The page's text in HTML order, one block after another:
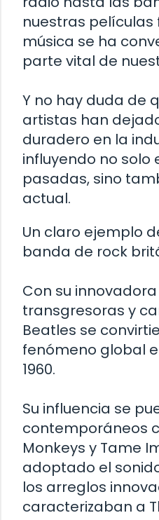
nuestras películas
música se ha
parte vital de
Y no hay duda de
artistas han
duradero en la
influyendo no solo
pasadas, sino
actual.
Un claro ejemplo
banda de rock
Con su
transgresoras y
Beatles se
fenómeno global
1960.
Su influencia se
contemporáneos
Monkeys y Tame
adoptado el
los arreglos
caracterizaban a